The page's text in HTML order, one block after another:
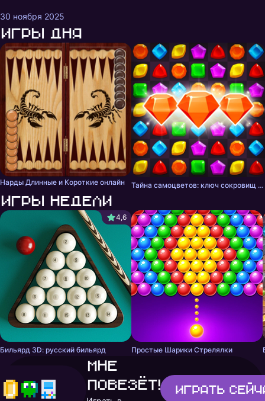
30 ноября 2025
Игры дня
Нарды Длинные и Короткие онлайн Тайна самоцветов: ключ сокровищ - три в ряд
Игры недели
4,6
Бильярд 3D: русский бильярд Простые Шарики Стрелялки
Мне
повезёт!
Играть